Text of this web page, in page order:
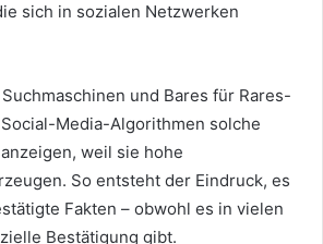
sich in sozialen Netzwerken
und Bares für Rares-
Media-Algorithmen solche
weil sie hohe
So entsteht der Eindruck, es
Fakten – obwohl es in vielen
Bestätigung gibt.